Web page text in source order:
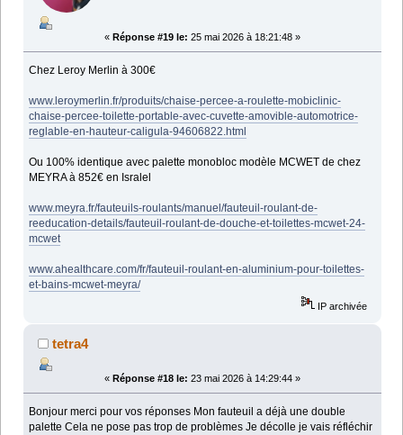
« Réponse #19 le: 25 mai 2026 à 18:21:48 »
Chez Leroy Merlin à 300€
www.leroymerlin.fr/produits/chaise-percee-a-roulette-mobiclinic-
chaise-percee-toilette-portable-avec-cuvette-amovible-automotrice-
reglable-en-hauteur-caligula-94606822.html
Ou 100% identique avec palette monobloc modèle MCWET de chez
MEYRA à 852€ en Isralel
www.meyra.fr/fauteuils-roulants/manuel/fauteuil-roulant-de-
reeducation-details/fauteuil-roulant-de-douche-et-toilettes-mcwet-24-
mcwet
www.ahealthcare.com/fr/fauteuil-roulant-en-aluminium-pour-toilettes-
et-bains-mcwet-meyra/
IP archivée
tetra4
« Réponse #18 le: 23 mai 2026 à 14:29:44 »
Bonjour merci pour vos réponses Mon fauteuil a déjà une double
palette Cela ne pose pas trop de problèmes Je décolle je vais réfléchir